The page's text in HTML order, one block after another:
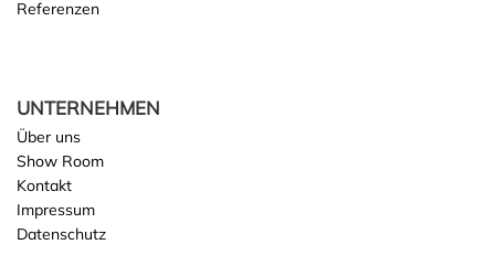
Referenzen
UNTERNEHMEN
Über uns
Show Room
Kontakt
Impressum
Datenschutz